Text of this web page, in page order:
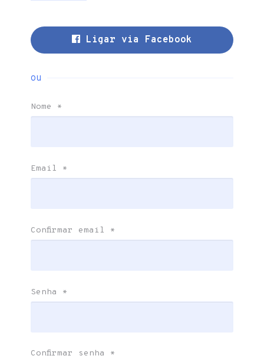
Ligar via Facebook
ou
Nome *
Email *
Confirmar email *
Senha *
Confirmar senha *